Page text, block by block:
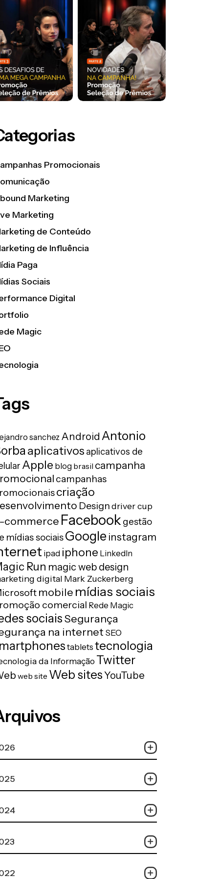
Promocionais
Marketing
Marketing
de Conteúdo
de Influência
Paga
Sociais
Digital
Magic
sanchez Android Antonio
aplicativos aplicativos de
Apple blog brasil campanha
campanhas
criação
Designdriver cup
commerce Facebookgestão
mídias sociaisGoogle instagram
ipad iphone LinkedIn
Run magic web design
digital Mark Zuckerberg
mobile mídias sociais
comercial Rede Magic
sociaisSegurança
na internet SEO
tablets tecnologia
da InformaçãoTwitter
web site Web sitesYouTube